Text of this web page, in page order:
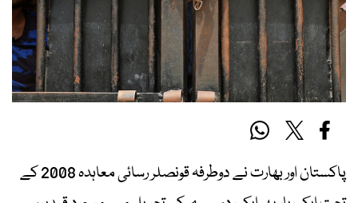
پاکستان اور بھارت نے دوطرفہ قونصلر رسائی معاہدہ 2008 کے